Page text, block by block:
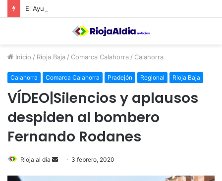
Inicio / Rioja Baja / Comarca Calahorra / Calahorra
Calahorra Comarca Calahorra Pradejón Regional Rioja Baja
VÍDEO|Silencios y aplausos
despiden al bombero
Fernando Rodanes
Rioja al día 3 febrero, 2020